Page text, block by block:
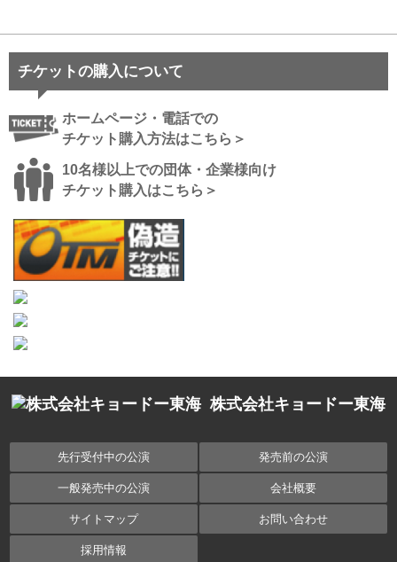
チケットの購入について
ホームページ・電話での
チケット購入方法はこちら＞
10名様以上での団体・企業様向け
チケット購入はこちら＞
株式会社キョードー東海
先行受付中の公演 発売前の公演
一般発売中の公演 会社概要
サイトマップ お問い合わせ
採用情報